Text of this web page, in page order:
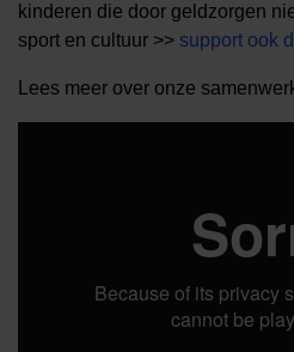
kinderen die door geldzorgen
sport en cultuur >> support ook
Lees meer over onze